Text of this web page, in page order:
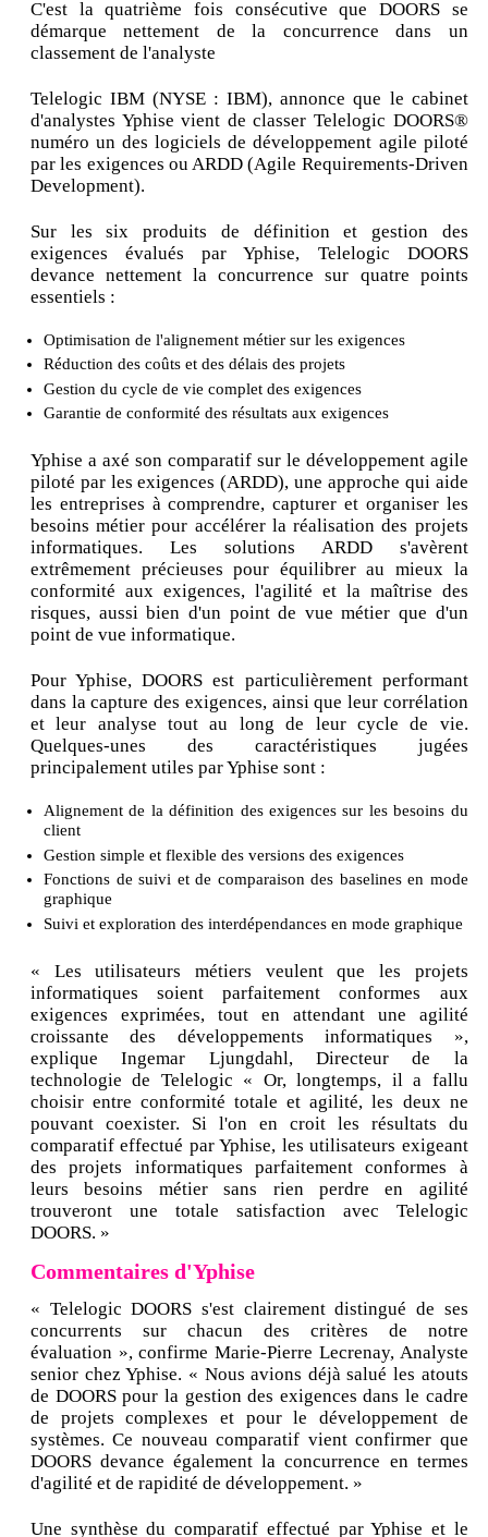
C'est la quatrième fois consécutive que DOORS se
démarque nettement de la concurrence dans un
classement de l'analyste
Telelogic IBM (NYSE : IBM), annonce que le cabinet
d'analystes Yphise vient de classer Telelogic DOORS®
numéro un des logiciels de développement agile piloté
par les exigences ou ARDD (Agile Requirements-Driven
Development).
Sur les six produits de définition et gestion des
exigences évalués par Yphise, Telelogic DOORS
devance nettement la concurrence sur quatre points
essentiels :
Optimisation de l'alignement métier sur les exigences
Réduction des coûts et des délais des projets
Gestion du cycle de vie complet des exigences
Garantie de conformité des résultats aux exigences
Yphise a axé son comparatif sur le développement agile
piloté par les exigences (ARDD), une approche qui aide
les entreprises à comprendre, capturer et organiser les
besoins métier pour accélérer la réalisation des projets
informatiques. Les solutions ARDD s'avèrent
extrêmement précieuses pour équilibrer au mieux la
conformité aux exigences, l'agilité et la maîtrise des
risques, aussi bien d'un point de vue métier que d'un
point de vue informatique.
Pour Yphise, DOORS est particulièrement performant
dans la capture des exigences, ainsi que leur corrélation
et leur analyse tout au long de leur cycle de vie.
Quelques-unes des caractéristiques jugées
principalement utiles par Yphise sont :
Alignement de la définition des exigences sur les besoins du
client
Gestion simple et flexible des versions des exigences
Fonctions de suivi et de comparaison des baselines en mode
graphique
Suivi et exploration des interdépendances en mode graphique
« Les utilisateurs métiers veulent que les projets
informatiques soient parfaitement conformes aux
exigences exprimées, tout en attendant une agilité
croissante des développements informatiques »,
explique Ingemar Ljungdahl, Directeur de la
technologie de Telelogic « Or, longtemps, il a fallu
choisir entre conformité totale et agilité, les deux ne
pouvant coexister. Si l'on en croit les résultats du
comparatif effectué par Yphise, les utilisateurs exigeant
des projets informatiques parfaitement conformes à
leurs besoins métier sans rien perdre en agilité
trouveront une totale satisfaction avec Telelogic
DOORS. »
Commentaires d'Yphise
« Telelogic DOORS s'est clairement distingué de ses
concurrents sur chacun des critères de notre
évaluation », confirme Marie-Pierre Lecrenay, Analyste
senior chez Yphise. « Nous avions déjà salué les atouts
de DOORS pour la gestion des exigences dans le cadre
de projets complexes et pour le développement de
systèmes. Ce nouveau comparatif vient confirmer que
DOORS devance également la concurrence en termes
d'agilité et de rapidité de développement. »
Une synthèse du comparatif effectué par Yphise et le